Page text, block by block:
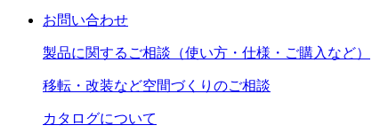
お問い合わせ
製品に関するご相談（使い方・仕様・ご購入など）
移転・改装など空間づくりのご相談
カタログについて